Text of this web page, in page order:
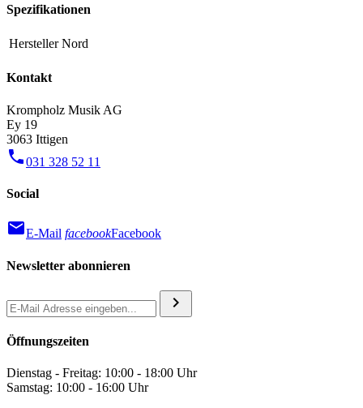
Spezifikationen
Hersteller Nord
Kontakt
Krompholz Musik AG
Ey 19
3063 Ittigen
phone031 328 52 11
Social
mailE-Mail facebookFacebook
Newsletter abonnieren
chevron_right
Öffnungszeiten
Dienstag - Freitag: 10:00 - 18:00 Uhr
Samstag: 10:00 - 16:00 Uhr